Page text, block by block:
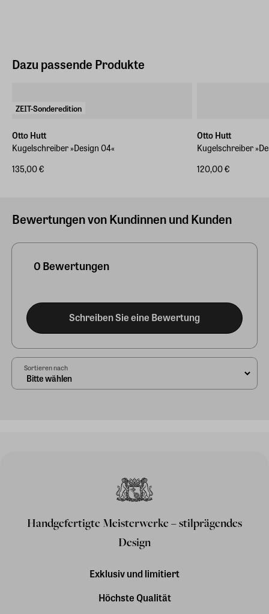
Dazu passende Produkte
ZEIT-Sonderedition
Otto Hutt
Kugelschreiber »Design 04«
135,00 €
Otto Hutt
Kugelschreiber
120,00 €
Bewertungen von Kundinnen und Kunden
0 Bewertungen
Schreiben Sie eine Bewertung
Sortieren nach
Handgefertigte Meisterwerke – stilprägendes
Design
Exklusiv und limitiert
Höchste Qualität